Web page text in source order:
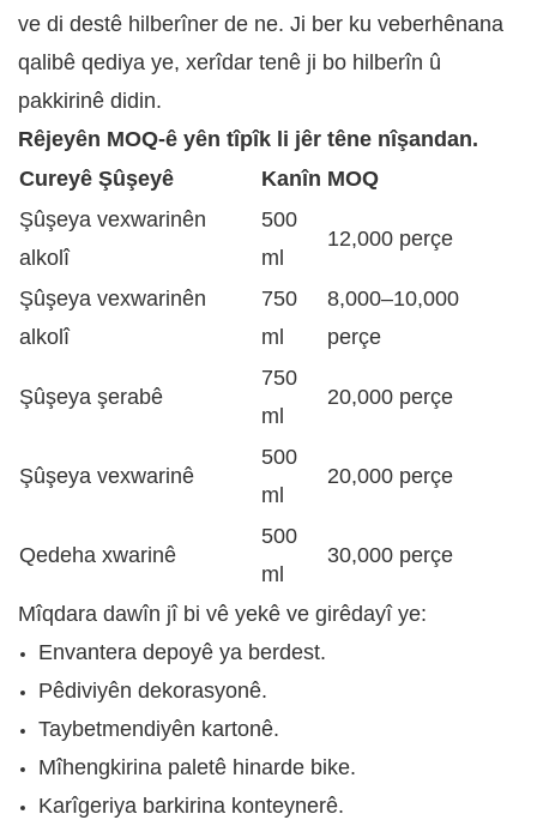
ve di destê hilberîner de ne. Ji ber ku veberhênana
qalibê qediya ye, xerîdar tenê ji bo hilberîn û
pakkirinê didin.
Rêjeyên MOQ-ê yên tîpîk li jêr têne nîşandan.
Cureyê Şûşeyê
Kanîn MOQ
Şûşeya vexwarinên
alkolî
500
ml
12,000 perçe
Şûşeya vexwarinên
alkolî
750
ml
8,000–10,000
perçe
Şûşeya şerabê
750
ml
20,000 perçe
Şûşeya vexwarinê
500
ml
20,000 perçe
Qedeha xwarinê
500
ml
30,000 perçe
Mîqdara dawîn jî bi vê yekê ve girêdayî ye:
Envantera depoyê ya berdest.
Pêdiviyên dekorasyonê.
Taybetmendiyên kartonê.
Mîhengkirina paletê hinarde bike.
Karîgeriya barkirina konteynerê.